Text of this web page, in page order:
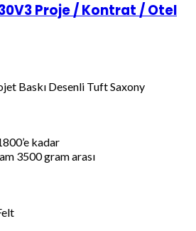
Proje / Kontrat / Otel
Baskı Desenli Tuft Saxony
kadar
3500 gram arası